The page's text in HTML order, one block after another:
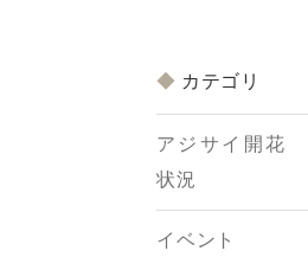
カテゴリ
アジサイ開花
状況
イベント